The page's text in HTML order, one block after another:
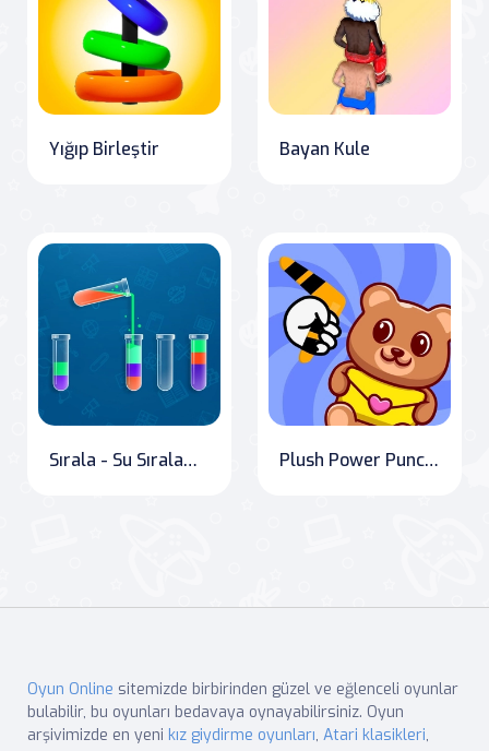
Yığıp Birleştir Bayan Kule
Sırala - Su Sıralama Bulmacası Plush Power Punchers
Oyun Online sitemizde birbirinden güzel ve eğlenceli oyunlar
bulabilir, bu oyunları bedavaya oynayabilirsiniz. Oyun
arşivimizde en yeni kız giydirme oyunları, Atari klasikleri,